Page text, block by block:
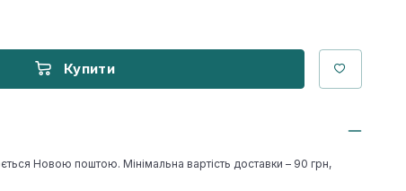
Купити
Новою поштою. Мінімальна вартість доставки – 90 грн,